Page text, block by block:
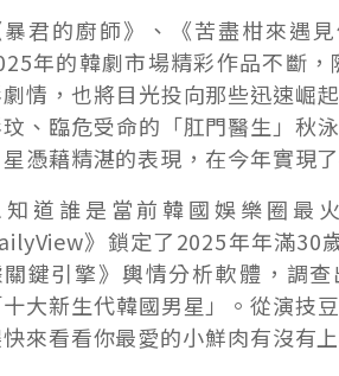
君的廚師》、《苦盡柑來遇
年的韓劇市場精彩作品不斷
情，也將目光投向那些迅速崛
、臨危受命的「肛門醫生」秋
憑藉精湛的表現，在今年實現
知道誰是當前韓國娛樂圈最
》鎖定了2025年年滿30
鍵引擎》輿情分析軟體，調
大新生代韓國男星」。從演技
來看看你最愛的小鮮肉有沒有上